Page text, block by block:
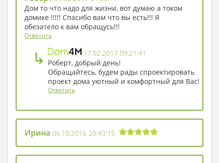
Дом то что надо для жизни, вот думаю а током
домике !!!!! Спасибо вам что вы есть!!! Я
обезатело к вам обращусь!!!
Ответить
↳
17.02.2017 09:21:41
Роберт, добрый день!
Обращайтесь, будем рады спроектировать
проект дома уютный и комфортный для Вас!
Ответить
Ирина 06.10.2016 20:43:15